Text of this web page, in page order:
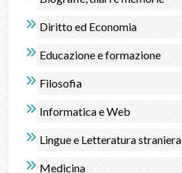
Diritto ed Economia
Educazione e formazione
Filosofia
Informatica e Web
Lingue e Letteratura straniera
Medicina